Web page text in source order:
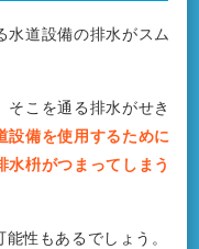
水道設備の排水がスム
そこを通る排水がせき
設備を使用するために
水枡がつまってしまう
性もあるでしょう。